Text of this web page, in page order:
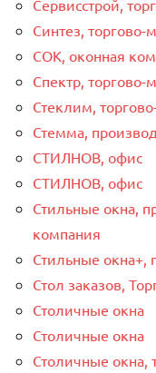
Сервисстрой,
Синтез,
СОК, оконная
Спектр,
Стеклим,
Стемма,
СТИЛНОВ, офис
СТИЛНОВ, офис
Стильные окна,
компания
Стильные окна+,
Стол заказов,
Столичные окна
Столичные окна
Столичные окна,